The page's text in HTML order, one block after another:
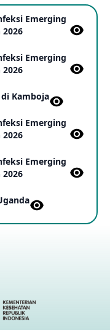
Ebola
2026
di RD Kongo dan
17 May 2026
Keberangkatan
Emerging
Emerging
Kamboja​
Emerging
Emerging